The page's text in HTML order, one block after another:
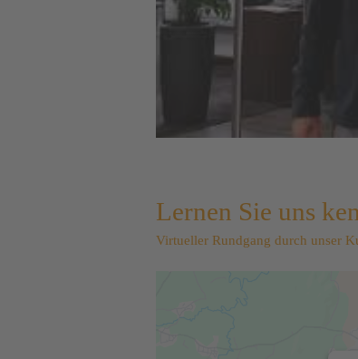
Lernen Sie uns
Virtueller Rundgang durch unser